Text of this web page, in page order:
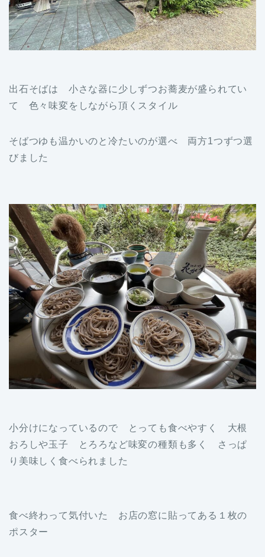
出石そばは 小さな器に少しずつお蕎麦が盛られてい
て 色々味変をしながら頂くスタイル
そばつゆも温かいのと冷たいのが選べ 両方1つずつ選
びました
小分けになっているので とっても食べやすく 大根
おろしや玉子 とろろなど味変の種類も多く さっぱ
り美味しく食べられました
食べ終わって気付いた お店の窓に貼ってある１枚の
ポスター